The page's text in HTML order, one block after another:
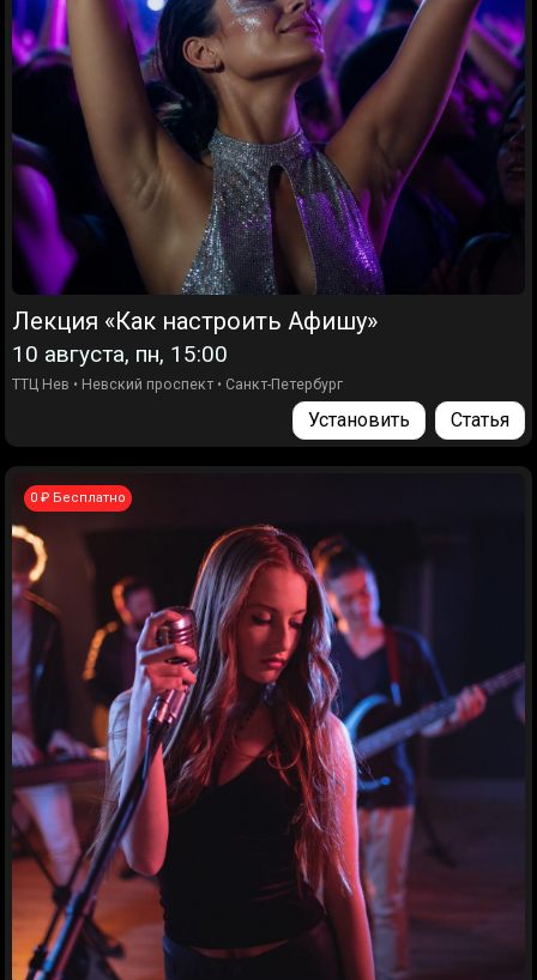
Лекция «Как настроить Афишу»
10 августа, пн, 15:00
ТТЦ Нев • Невский проспект • Санкт-Петербург
Установить Статья
0 ₽ Бесплатно